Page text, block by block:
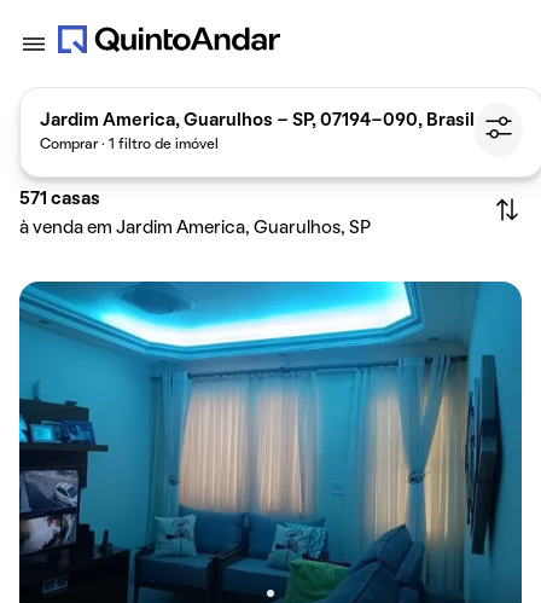
Jardim America, Guarulhos - SP, 07194-090, Brasil
Comprar · 1 filtro de imóvel
571 casas
à venda em Jardim America, Guarulhos, SP